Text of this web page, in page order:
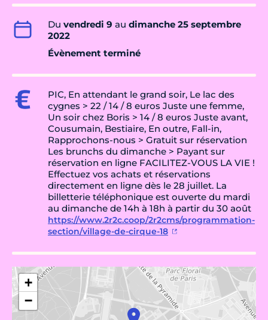
Du vendredi 9 au dimanche 25 septembre
2022
Évènement terminé
PIC, En attendant le grand soir, Le lac des
cygnes > 22 / 14 / 8 euros Juste une femme,
Un soir chez Boris > 14 / 8 euros Juste avant,
Cousumain, Bestiaire, En outre, Fall-in,
Rapprochons-nous > Gratuit sur réservation
Les brunchs du dimanche > Payant sur
réservation en ligne FACILITEZ-VOUS LA VIE !
Effectuez vos achats et réservations
directement en ligne dès le 28 juillet. La
billetterie téléphonique est ouverte du mardi
au dimanche de 14h à 18h à partir du 30 août
https://www.2r2c.coop/2r2cms/programmation-
section/village-de-cirque-18
+
−